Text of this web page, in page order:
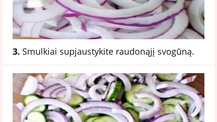
3. Smulkiai supjaustykite raudonąjį svogūną.